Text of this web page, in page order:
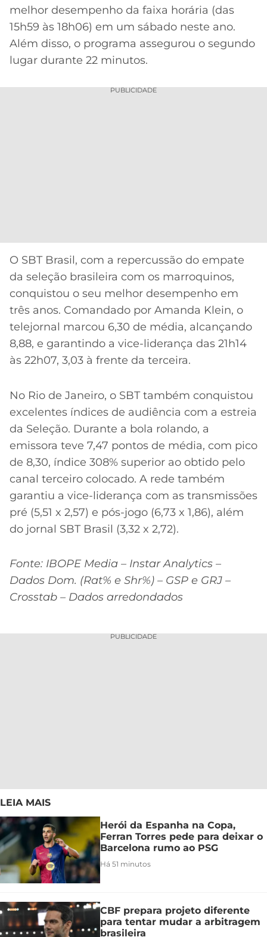
melhor desempenho da faixa horária (das
15h59 às 18h06) em um sábado neste ano.
Além disso, o programa assegurou o segundo
lugar durante 22 minutos.
PUBLICIDADE
O SBT Brasil, com a repercussão do empate
da seleção brasileira com os marroquinos,
conquistou o seu melhor desempenho em
três anos. Comandado por Amanda Klein, o
telejornal marcou 6,30 de média, alcançando
8,88, e garantindo a vice-liderança das 21h14
às 22h07, 3,03 à frente da terceira.
No Rio de Janeiro, o SBT também conquistou
excelentes índices de audiência com a estreia
da Seleção. Durante a bola rolando, a
emissora teve 7,47 pontos de média, com pico
de 8,30, índice 308% superior ao obtido pelo
canal terceiro colocado. A rede também
garantiu a vice-liderança com as transmissões
pré (5,51 x 2,57) e pós-jogo (6,73 x 1,86), além
do jornal SBT Brasil (3,32 x 2,72).
Fonte: IBOPE Media – Instar Analytics –
Dados Dom. (Rat% e Shr%) – GSP e GRJ –
Crosstab – Dados arredondados
PUBLICIDADE
LEIA MAIS
Herói da Espanha na Copa,
Ferran Torres pede para deixar o
Barcelona rumo ao PSG
Há 51 minutos
CBF prepara projeto diferente
para tentar mudar a arbitragem
brasileira